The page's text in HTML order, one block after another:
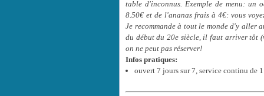
table d'inconnus. Exemple de menu: un
8.50€ et de l'ananas frais à 4€: vous
Je recommande à tout le monde d'y aller
du début du 20e siècle, il faut arriver tôt
on ne peut pas réserver!
Infos pratiques:
ouvert 7 jours sur 7, service continu de